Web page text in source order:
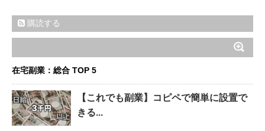
購読する
在宅副業：総合 TOP 5
【これでも副業】コピペで簡単に設置で
きる...